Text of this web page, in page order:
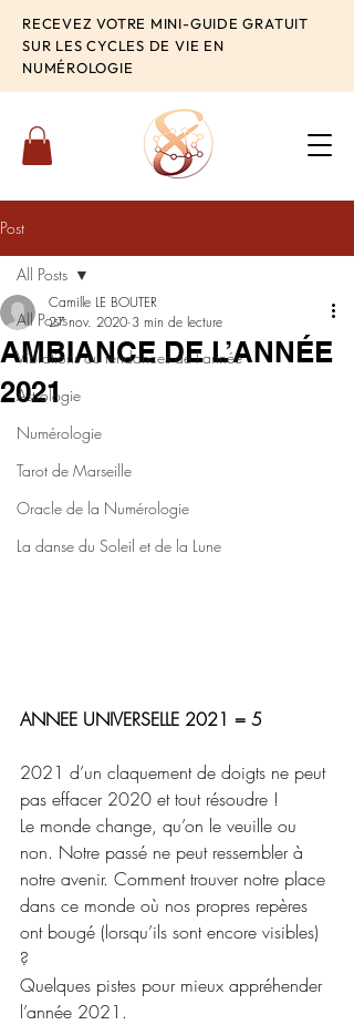
RECEVEZ VOTRE MINI-GUIDE GRATUIT
SUR LES CYCLES DE VIE EN
NUMÉROLOGIE
Post
All Posts
Vibrations ou tendances de l'année
Astrologie
Numérologie
Tarot de Marseille
Oracle de la Numérologie
La danse du Soleil et de la Lune
All Posts
AMBIANCE DE L’ANNÉE
2021
Camille LE BOUTER
27 nov. 2020 3 min de lecture
ANNEE UNIVERSELLE 2021 = 5
2021 d’un claquement de doigts ne peut
pas effacer 2020 et tout résoudre !
Le monde change, qu’on le veuille ou
non. Notre passé ne peut ressembler à
notre avenir. Comment trouver notre place
dans ce monde où nos propres repères
ont bougé (lorsqu’ils sont encore visibles)
?
Quelques pistes pour mieux appréhender
l’année 2021.